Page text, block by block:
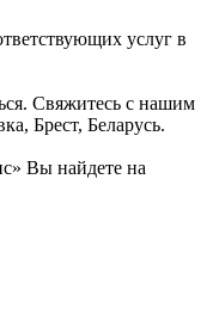
услуг в
Свяжитесь с нашим
Брест, Беларусь.
Вы найдете на